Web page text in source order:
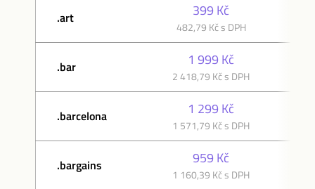
.art 399 Kč
482,79 Kč s DPH
.bar 1 999 Kč
2 418,79 Kč s DPH
.barcelona 1 299 Kč
1 571,79 Kč s DPH
.bargains 959 Kč
1 160,39 Kč s DPH